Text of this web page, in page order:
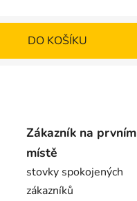
DO KOŠÍKU
Zákazník na prvním
místě
stovky spokojených
zákazníků